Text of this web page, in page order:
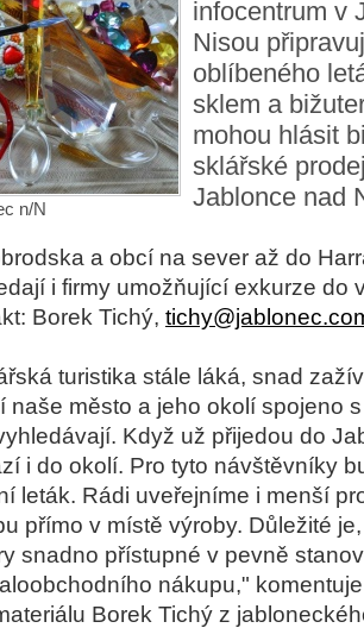
n/N
infocentrum v
Nisou
oblíbeného
sklem a
mohou hlásit
sklářské
Jablonce nad
a obcí na sever až do
i firmy umožňující exkurze do
Borek Tichý,
turistika stále láká, snad
naše město a jeho okolí spojeno
Když už přijedou do
i do okolí. Pro tyto návštěvníky
leták. Rádi uveřejníme i menší
přímo v místě výroby. Důležité
snadno přístupné v pevně
nákupu,"
Borek Tichý z